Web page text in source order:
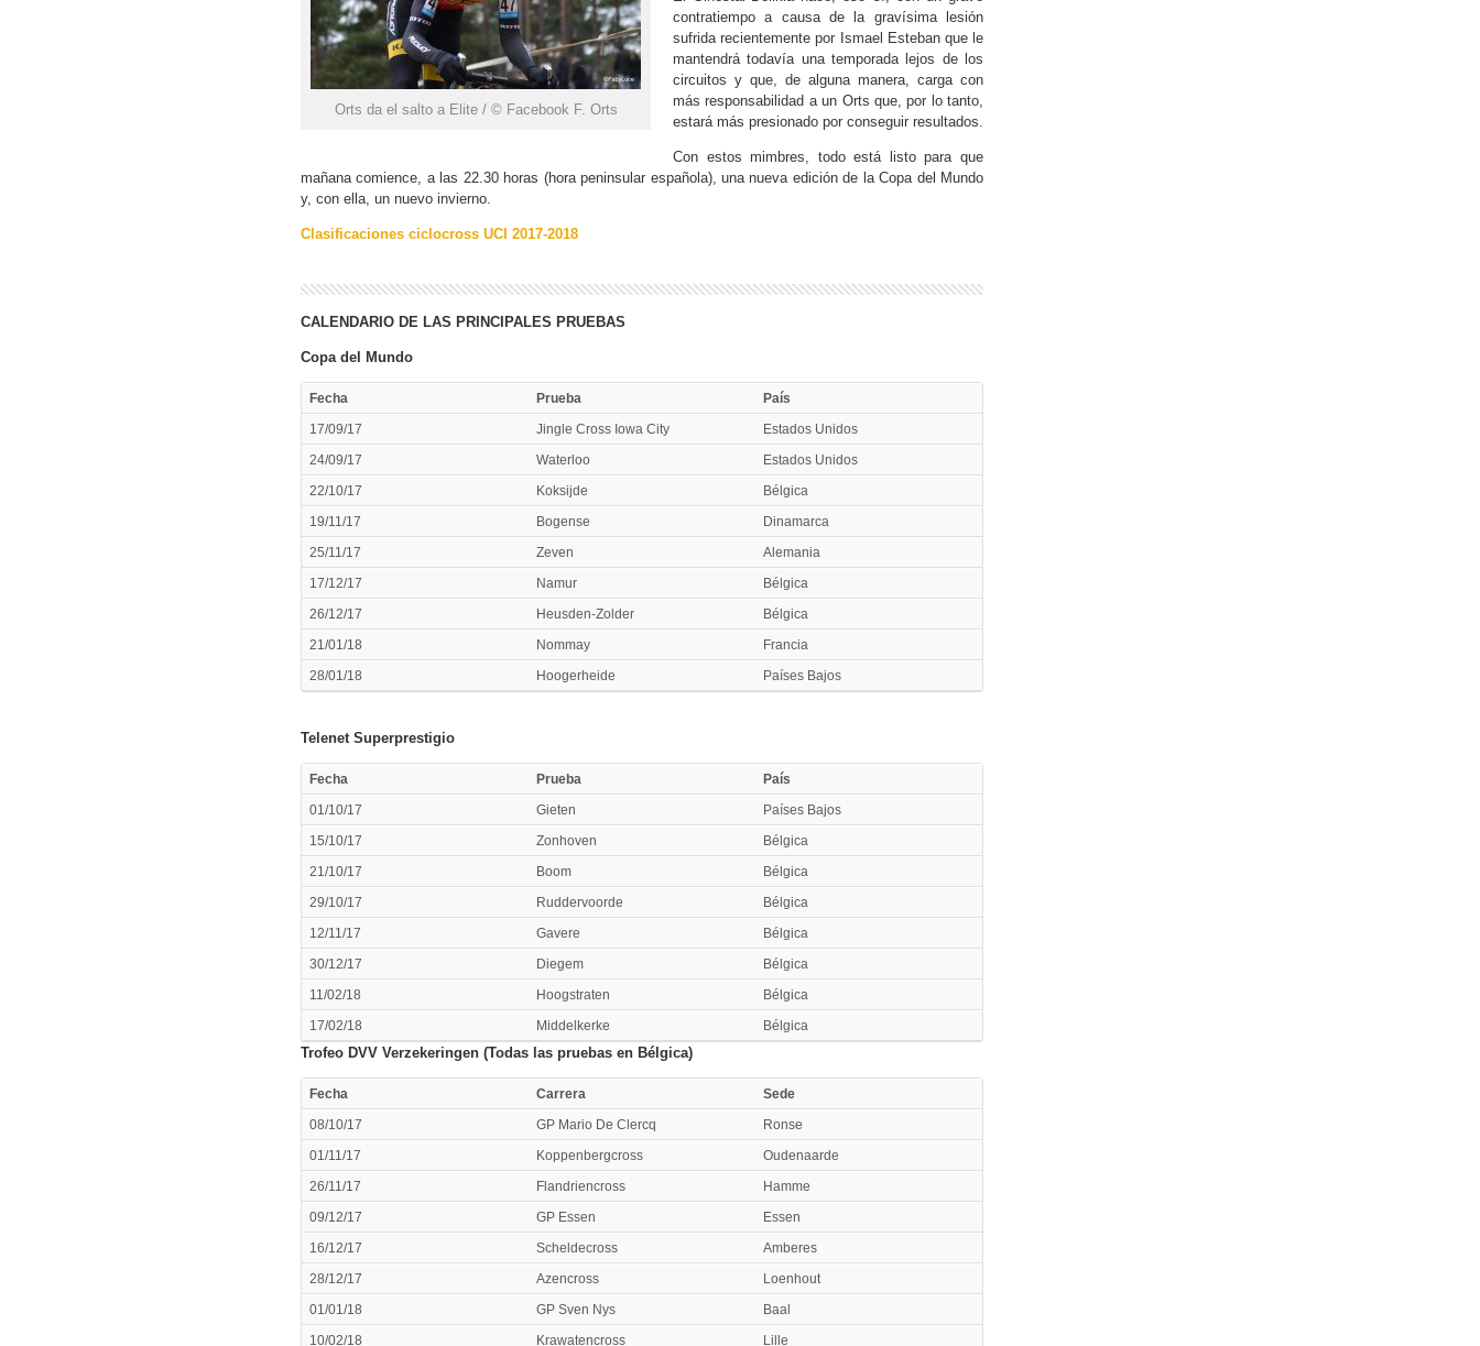
Orts da el salto a Elite / © Facebook F. Orts
contratiempo a causa de la gravísima lesión
sufrida recientemente por Ismael Esteban que le
mantendrá todavía una temporada lejos de los
circuitos y que, de alguna manera, carga con
más responsabilidad a un Orts que, por lo tanto,
estará más presionado por conseguir resultados.
Con estos mimbres, todo está listo para que
mañana comience, a las 22.30 horas (hora peninsular española), una nueva edición de la Copa del Mundo
y, con ella, un nuevo invierno.
Clasificaciones ciclocross UCI 2017-2018
CALENDARIO DE LAS PRINCIPALES PRUEBAS
Copa del Mundo
Fecha Prueba
País
17/09/17
Jingle Cross Iowa City
Estados Unidos
24/09/17
Waterloo
Estados Unidos
22/10/17
Koksijde
Bélgica
19/11/17
Bogense
Dinamarca
25/11/17
Zeven
Alemania
17/12/17
Namur
Bélgica
26/12/17
Heusden-Zolder
Bélgica
21/01/18
Nommay
Francia
28/01/18
Hoogerheide Países Bajos
Telenet Superprestigio
Fecha Prueba
País
01/10/17
Gieten
Países Bajos
15/10/17
Zonhoven
Bélgica
21/10/17
Boom
Bélgica
29/10/17
Ruddervoorde
Bélgica
12/11/17
Gavere
Bélgica
30/12/17
Diegem
Bélgica
11/02/18
Hoogstraten
Bélgica
17/02/18
Middelkerke Bélgica
Trofeo DVV Verzekeringen (Todas las pruebas en Bélgica)
Fecha Carrera
Sede
08/10/17
GP Mario De Clercq
Ronse
01/11/17
Koppenbergcross
Oudenaarde
26/11/17
Flandriencross
Hamme
09/12/17
GP Essen
Essen
16/12/17
Scheldecross
Amberes
28/12/17
Azencross
Loenhout
01/01/18
GP Sven Nys
Baal
10/02/18
Krawatencross Lille